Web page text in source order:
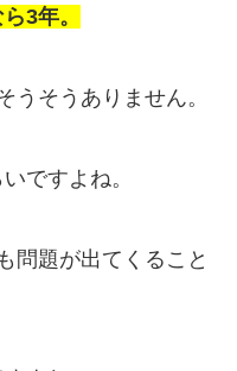
3年。
うそうありません。
ですよね。
問題が出てくること